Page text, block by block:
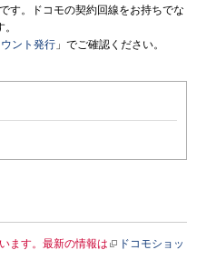
す。ドコモの契約回線をお持ちでな
ント発行 」でご確認ください。
ます。最新の情報は
ドコモショッ